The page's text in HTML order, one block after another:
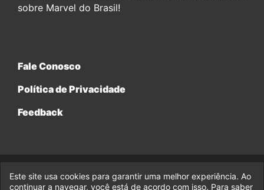
sobre Marvel do Brasil!
Fale Conosco
Política de Privacidade
Feedback
© 2017-2026 Legado da Marvel, uma empresa da Legado
Enterprises.
Este site usa cookies para garantir uma melhor experiência. Ao
continuar a navegar, você está de acordo com isso. Para saber